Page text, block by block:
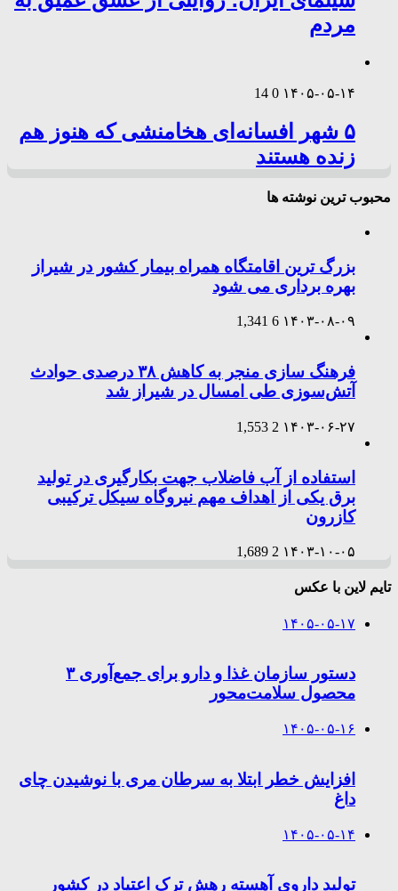
مردم
۱۴۰۵-۰۵-۱۴ 0
14
۵ شهر افسانه‌ای هخامنشی که هنوز هم
زنده هستند
محبوب ترین نوشته ها
بزرگ ترین اقامتگاه همراه بیمار کشور در شیراز
بهره برداری می شود
۱۴۰۳-۰۸-۰۹ 6
1,341
فرهنگ سازی منجر به کاهش ۳۸ درصدی حوادث
آتش‌سوزی طی امسال در شیراز شد
۱۴۰۳-۰۶-۲۷ 2
1,553
استفاده از آب فاضلاب جهت بکارگیری در تولید
برق یکی از اهداف مهم نیروگاه سیکل ترکیبی
کازرون
۱۴۰۳-۱۰-۰۵ 2
1,689
تایم لاین با عکس
۱۴۰۵-۰۵-۱۷
دستور سازمان غذا و دارو برای جمع‌آوری ۳
محصول سلامت‌محور
۱۴۰۵-۰۵-۱۶
افزایش خطر ابتلا به سرطان مری با نوشیدن چای
داغ
۱۴۰۵-۰۵-۱۴
تولید داروی آهسته رهش ترک اعتیاد در کشور